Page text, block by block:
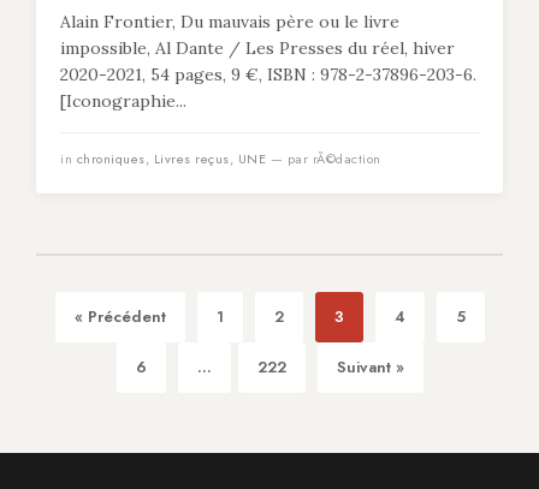
Alain Frontier, Du mauvais père ou le livre
impossible, Al Dante / Les Presses du réel, hiver
2020-2021, 54 pages, 9 €, ISBN : 978-2-37896-203-6.
[Iconographie...
in chroniques, Livres reçus, UNE — par rÃ©daction
« Précédent 1 2 3 4 5
6 ... 222 Suivant »